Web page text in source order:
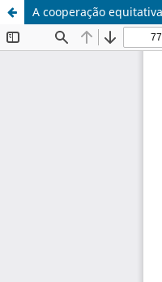
A cooperação